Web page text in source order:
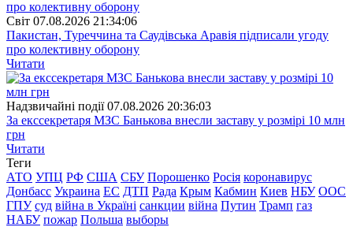
Свiт 07.08.2026 21:34:06
Пакистан, Туреччина та Саудівська Аравія підписали угоду
про колективну оборону
Читати
Надзвичайні події 07.08.2026 20:36:03
За екссекретаря МЗС Банькова внесли заставу у розмірі 10 млн
грн
Читати
Теги
АТО УПЦ РФ США СБУ Порошенко Росія коронавирус
Донбасс Украина ЕС ДТП Рада Крым Кабмин Киев НБУ ООС
ГПУ суд війна в Україні санкции війна Путин Трамп газ
НАБУ пожар Польша выборы